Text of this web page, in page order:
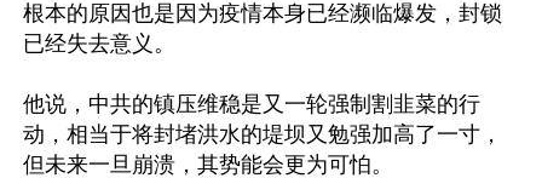
根本的原因也是因为疫情本身已经濒临爆发，封锁
已经失去意义。
他说，中共的镇压维稳是又一轮强制割韭菜的行
动，相当于将封堵洪水的堤坝又勉强加高了一寸，
但未来一旦崩溃，其势能会更为可怕。